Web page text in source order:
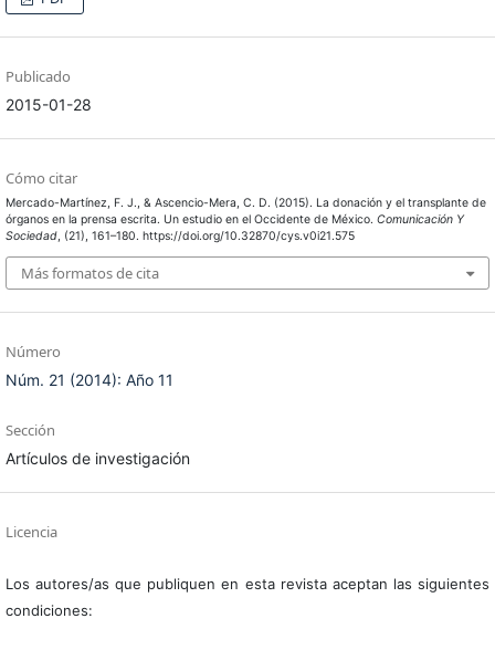
Publicado
2015-01-28
Cómo citar
Mercado-Martínez, F. J., & Ascencio-Mera, C. D. (2015). La donación y el transplante de
órganos en la prensa escrita. Un estudio en el Occidente de México. Comunicación Y
Sociedad, (21), 161–180. https://doi.org/10.32870/cys.v0i21.575
Más formatos de cita
Número
Núm. 21 (2014): Año 11
Sección
Artículos de investigación
Licencia
Los autores/as que publiquen en esta revista aceptan las siguientes
condiciones: